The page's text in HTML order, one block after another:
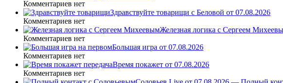
Комментариев нет
Здравствуйте товарищи с Беловой от 07.08.2026
Комментариев нет
Железная логика с Сергеем
Комментариев нет
Большая игра от 07.08.2026
Комментариев нет
Время покажет от 07.08.2026
Комментариев нет